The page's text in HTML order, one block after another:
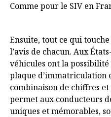
Comme pour le SIV en
Ensuite, tout ce qui
l’avis de chacun. Aux
véhicules ont la
plaque d’immatriculation
combinaison de chiffres
permet aux conducteurs
uniques et mémorables,